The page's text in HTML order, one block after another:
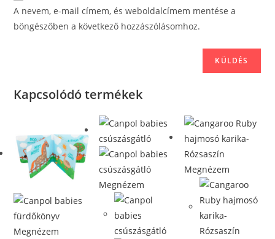
A nevem, e-mail címem, és weboldalcímem mentése a
böngészőben a következő hozzászólásomhoz.
Kapcsolódó termékek
Megnézem
Megnézem
Megnézem